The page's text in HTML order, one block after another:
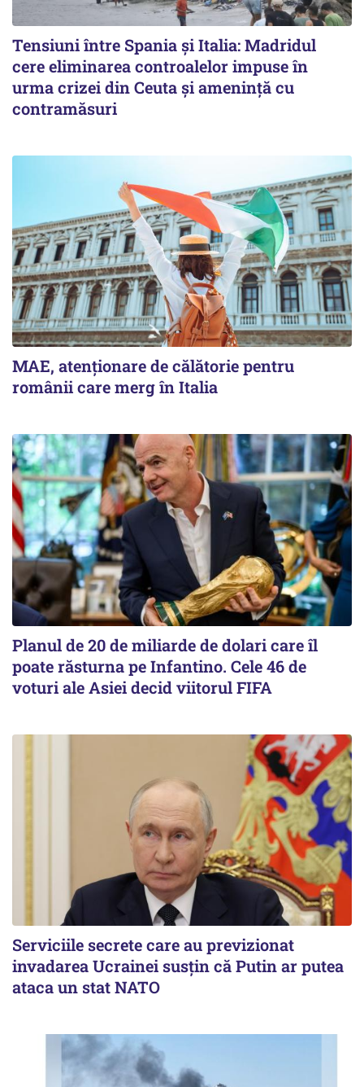
Tensiuni între Spania și Italia: Madridul
cere eliminarea controalelor impuse în
urma crizei din Ceuta și amenință cu
contramăsuri
MAE, atenționare de călătorie pentru
românii care merg în Italia
Planul de 20 de miliarde de dolari care îl
poate răsturna pe Infantino. Cele 46 de
voturi ale Asiei decid viitorul FIFA
Serviciile secrete care au previzionat
invadarea Ucrainei susțin că Putin ar putea
ataca un stat NATO